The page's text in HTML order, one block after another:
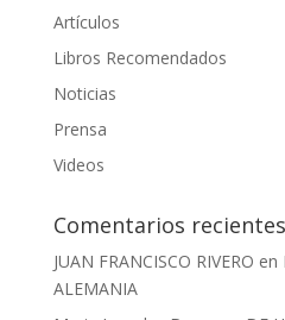
Artículos
Libros Recomendados
Noticias
Prensa
Videos
Comentarios recientes
JUAN FRANCISCO RIVERO en
ALEMANIA